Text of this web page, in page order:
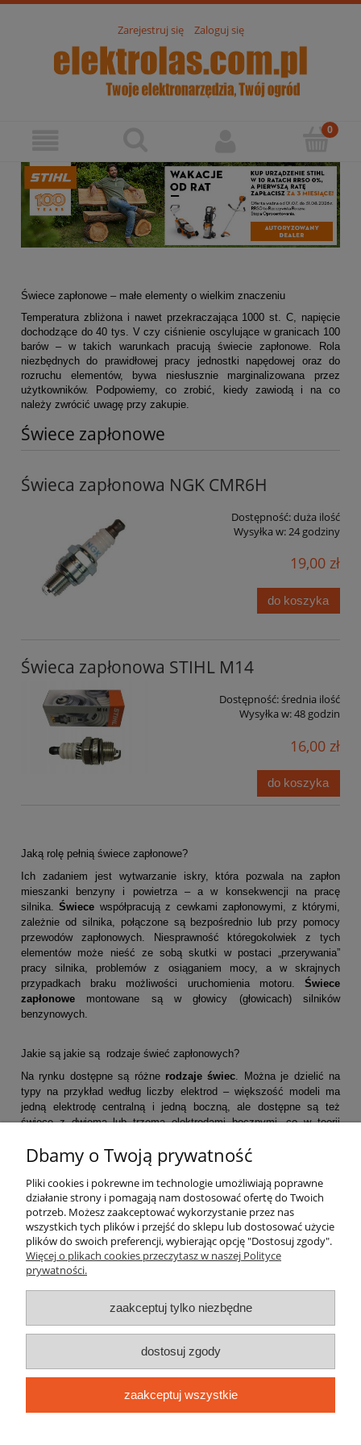
Zarejestruj się Zaloguj się
Świece zapłonowe – małe elementy o wielkim znaczeniu
Temperatura zbliżona i nawet przekraczająca 1000 st. C, napięcie
dochodzące do 40 tys. V czy ciśnienie oscylujące w granicach 100
barów – w takich warunkach pracują świecie zapłonowe. Rola
niezbędnych do prawidłowej pracy jednostki napędowej oraz do
rozruchu elementów, bywa niesłusznie marginalizowana przez
użytkowników. Podpowiemy, co zrobić, kiedy zawiodą i na co
należy zwrócić uwagę przy zakupie.
Świece zapłonowe
Świeca zapłonowa NGK CMR6H
Dostępność:duża ilość
Wysyłka w: 24 godziny
19,00 zł
do koszyka
Świeca zapłonowa STIHL M14
Dostępność:średnia ilość
Wysyłka w:48 godzin
16,00 zł
do koszyka
Jaką rolę pełnią świece zapłonowe?
Ich zadaniem jest wytwarzanie iskry, która pozwala na zapłon
mieszanki benzyny i powietrza – a w konsekwencji na pracę
silnika. Świece współpracują z cewkami zapłonowymi, z którymi,
zależnie od silnika, połączone są bezpośrednio lub przy pomocy
przewodów zapłonowych. Niesprawność któregokolwiek z tych
elementów może nieść ze sobą skutki w postaci „przerywania”
pracy silnika, problemów z osiąganiem mocy, a w skrajnych
przypadkach braku możliwości uruchomienia motoru. Świece
zapłonowe montowane są w głowicy (głowicach) silników
benzynowych.
Jakie są jakie są  rodzaje świeć zapłonowych?
Na rynku dostępne są różne rodzaje świec . Można je dzielić na
typy na przykład według liczby elektrod – większość modeli ma
jedną elektrodę centralną i jedną boczną, ale dostępne są też
świece z dwiema lub trzema elektrodami bocznymi, co w teorii
Pomoc
Moje konto
Płatności i dostawa
O nas
elektrolas.com.pl jest sklepem internetowym prowadzonym przez
oficjalnego dystrybutora marki STIHL, NAC, Makita, Adler, Schmith, DWT
ELEKTROMECHANIKA M. LACH HANDEL I USŁUGI| ul. Targowa 2, 08-400
Garwolin, woj. mazowieckie | E-mail:biuro@elektrolas.com.plTel.:795 56 78
Dbamy o Twoją prywatność
Pliki cookies i pokrewne im technologie umożliwiają poprawne
działanie strony i pomagają nam dostosować ofertę do Twoich
potrzeb. Możesz zaakceptować wykorzystanie przez nas
wszystkich tych plików i przejść do sklepu lub dostosować użycie
plików do swoich preferencji, wybierając opcję "Dostosuj zgody".
Więcej o plikach cookies przeczytasz w naszej Polityce
prywatności.
zaakceptuj tylko niezbędne
dostosuj zgody
zaakceptuj wszystkie